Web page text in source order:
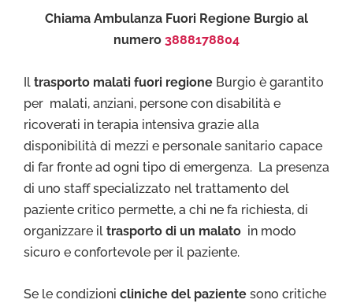
Chiama Ambulanza Fuori Regione Burgio al
numero 3888178804
Il trasporto malati fuori regione Burgio è garantito
per malati, anziani, persone con disabilità e
ricoverati in terapia intensiva grazie alla
disponibilità di mezzi e personale sanitario capace
di far fronte ad ogni tipo di emergenza. La presenza
di uno staff specializzato nel trattamento del
paziente critico permette, a chi ne fa richiesta, di
organizzare il trasporto di un malato in modo
sicuro e confortevole per il paziente.
Se le condizioni cliniche del paziente sono critiche